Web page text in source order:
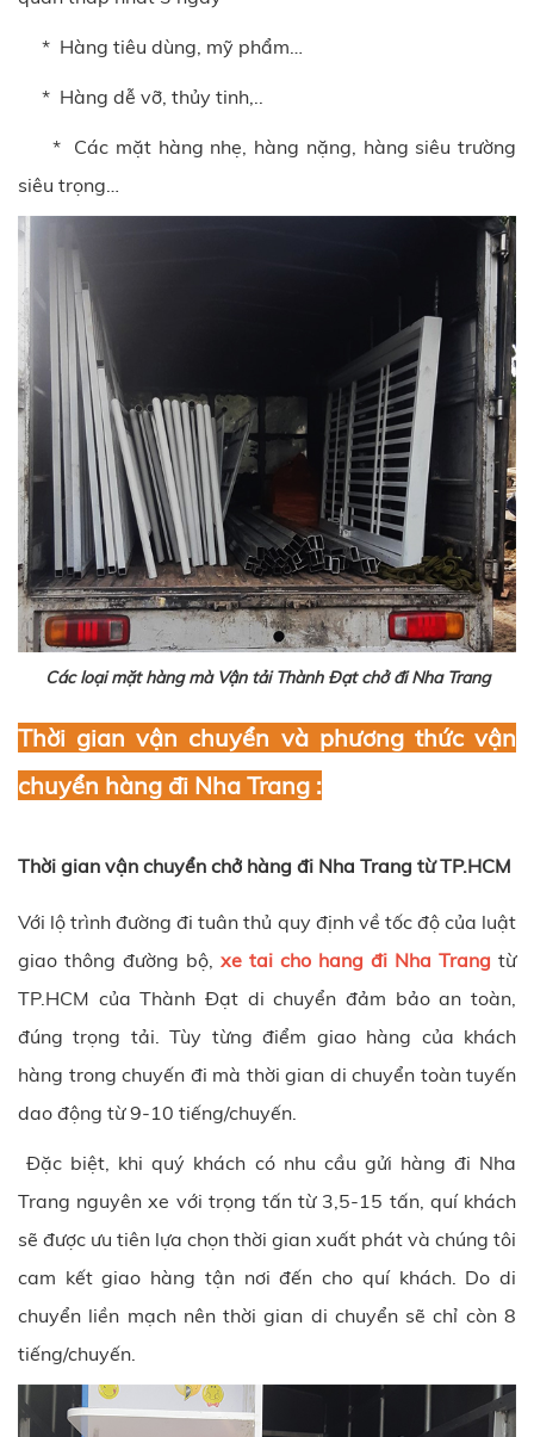
* Hàng tiêu dùng, mỹ phẩm…
* Hàng dễ vỡ, thủy tinh,..
* Các mặt hàng nhẹ, hàng nặng, hàng siêu trường
siêu trọng…
Các loại mặt hàng mà Vận tải Thành Đạt chở đi Nha Trang
Thời gian vận chuyển và phương thức vận
chuyển hàng đi Nha Trang :
Thời gian vận chuyển chở hàng đi Nha Trang từ TP.HCM
Với lộ trình đường đi tuân thủ quy định về tốc độ của luật
giao thông đường bộ, xe tai cho hang đi Nha Trang từ
TP.HCM củaThành Đạt di chuyển đảm bảo an toàn,
đúng trọng tải. Tùy từng điểm giao hàng của khách
hàng trong chuyến đi mà thời gian di chuyển toàn tuyến
dao động từ 9-10 tiếng/chuyến.
Đặc biệt, khi quý khách có nhu cầu gửi hàng đi Nha
Trang nguyên xe với trọng tấn từ 3,5-15 tấn, quí khách
sẽ được ưu tiên lựa chọn thời gian xuất phát và chúng tôi
cam kết giao hàng tận nơi đến cho quí khách. Do di
chuyển liền mạch nên thời gian di chuyển sẽ chỉ còn 8
tiếng/chuyến.